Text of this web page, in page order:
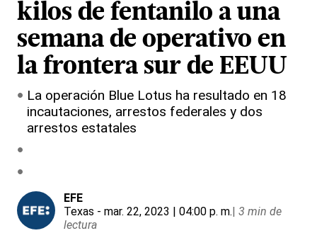
kilos de fentanilo a una
semana de operativo en
la frontera sur de EEUU
La operación Blue Lotus ha resultado en 18
incautaciones, arrestos federales y dos
arrestos estatales
EFE
Texas - mar. 22, 2023 | 04:00 p. m.| 3 min de
lectura